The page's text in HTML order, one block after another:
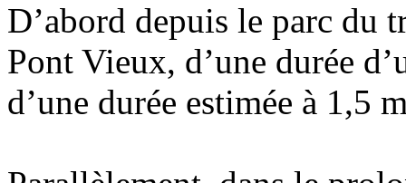
D’abord depuis le parc du
Pont Vieux, d’une durée
d’une durée estimée à 1,5